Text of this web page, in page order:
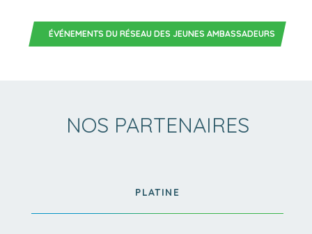
ÉVÉNEMENTS DU RÉSEAU DES JEUNES AMBASSADEURS
NOS PARTENAIRES
PLATINE